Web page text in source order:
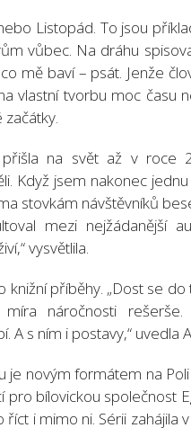
Listopád. To jsou
vůbec. Na dráhu
mě baví – psát. Jenže
vlastní tvorbu moc času
začátky.
na svět až v roce
Když jsem nakonec
stovkám návštěvníků
mezi nejžádanější
vysvětlila.
knižní příběhy. „Dost se
míra náročnosti
A s ním i postavy,“ uvedla
je novým formátem na
pro bílovickou společnost
i mimo ni. Sérii zahájila